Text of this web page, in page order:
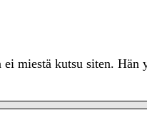
miestä kutsu siten. Hän